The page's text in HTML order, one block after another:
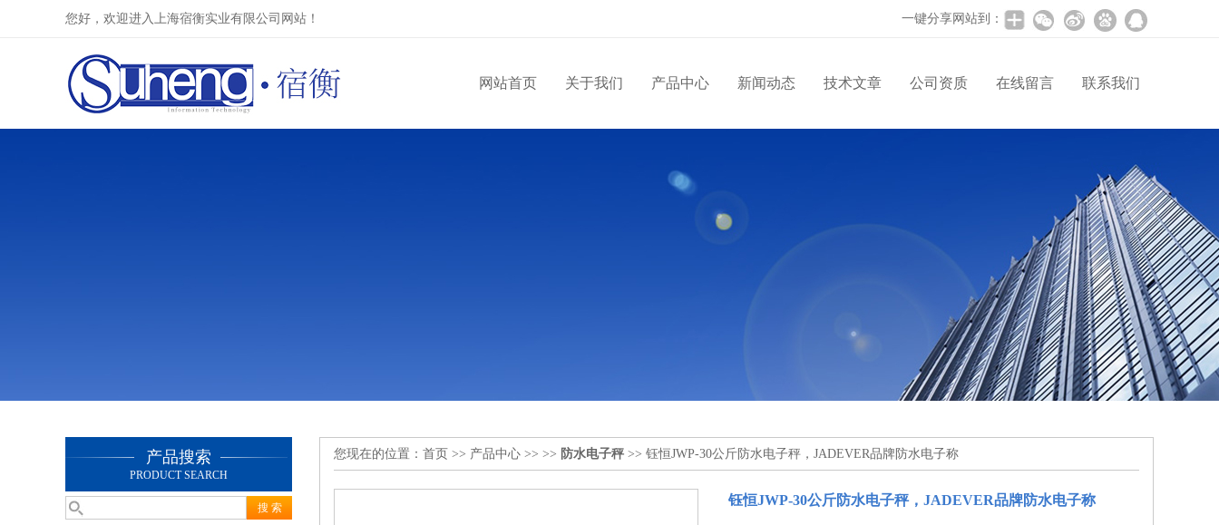
您好，欢迎进入上海宿衡实业有限公司网站！ 一键分享网站到：
网站首页 关于我们 产品中心 新闻动态 技术文章 公司资质 在线留言 联系我们
产品搜索
PRODUCT SEARCH
您现在的位置： 首页 >> 产品中心 >> >> 防水电子秤 >> 钰恒JWP-30公斤防水电子秤，JADEVER品牌防水电子称
钰恒JWP-30公斤防水电子秤，JADEVER品牌防水电子称